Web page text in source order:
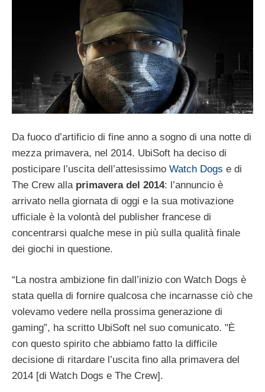
Da fuoco d’artificio di fine anno a sogno di una notte di
mezza primavera, nel 2014. UbiSoft ha deciso di
posticipare l’uscita dell’attesissimo Watch Dogs e di
The Crew alla primavera del 2014: l’annuncio è
arrivato nella giornata di oggi e la sua motivazione
ufficiale è la volontà del publisher francese di
concentrarsi qualche mese in più sulla qualità finale
dei giochi in questione.
“La nostra ambizione fin dall’inizio con Watch Dogs è
stata quella di fornire qualcosa che incarnasse ciò che
volevamo vedere nella prossima generazione di
gaming”, ha scritto UbiSoft nel suo comunicato. "È
con questo spirito che abbiamo fatto la difficile
decisione di ritardare l’uscita fino alla primavera del
2014 [di Watch Dogs e The Crew].